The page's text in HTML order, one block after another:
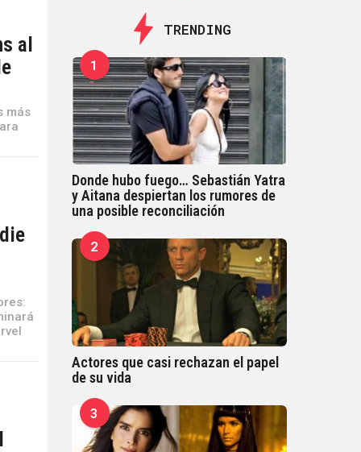
al
más
TRENDING
1
Donde hubo fuego… Sebastián Yatra
y Aitana despiertan los rumores de
una posible reconciliación
2
Actores que casi rechazan el papel
de su vida
3